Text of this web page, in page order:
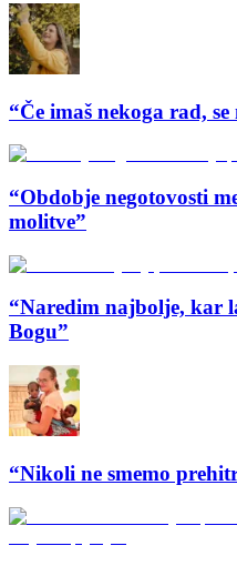
“Če imaš nekoga rad,
“Obdobje negotovosti
molitve”
“Naredim najbolje, kar
Bogu”
“Nikoli ne smemo